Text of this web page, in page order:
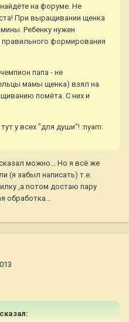
на форуме. Не
При выращивании щенка
Ребенку нужен
формирования
папа - не
мамы щенка) взял на
помёта. С них и
у всех "для души"! :nyam:
можно... Но я всё же
(я забыл написать) т.е.
,а потом достаю пару
обработка...